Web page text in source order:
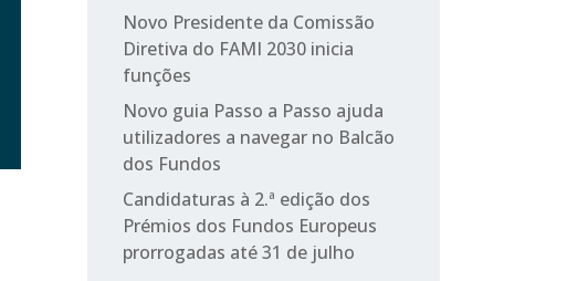
Novo Presidente da Comissão
Diretiva do FAMI 2030 inicia
funções
Novo guia Passo a Passo ajuda
utilizadores a navegar no Balcão
dos Fundos
Candidaturas à 2.ª edição dos
Prémios dos Fundos Europeus
prorrogadas até 31 de julho